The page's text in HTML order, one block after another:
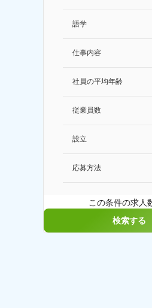
語学
仕事内容
社員の平均年齢
従業員数
設立
応募方法
この条件の求人
検索する